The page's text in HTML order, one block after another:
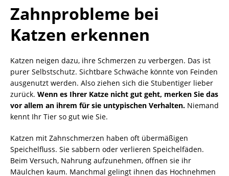
Zahnprobleme bei
Katzen erkennen
Katzen neigen dazu, ihre Schmerzen zu verbergen. Das ist
purer Selbstschutz. Sichtbare Schwäche könnte von Feinden
ausgenutzt werden. Also ziehen sich die Stubentiger lieber
zurück. Wenn es Ihrer Katze nicht gut geht, merken Sie das
vor allem an ihrem für sie untypischen Verhalten. Niemand
kennt Ihr Tier so gut wie Sie.
Katzen mit Zahnschmerzen haben oft übermäßigen
Speichelfluss. Sie sabbern oder verlieren Speichelfäden.
Beim Versuch, Nahrung aufzunehmen, öffnen sie ihr
Mäulchen kaum. Manchmal gelingt ihnen das Hochnehmen